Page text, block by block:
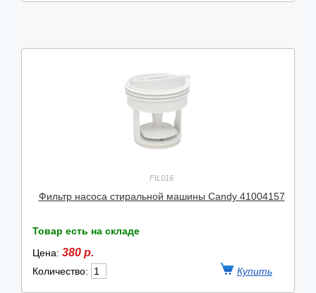
FIL016
Фильтр насоса стиральной машины Candy 41004157
Товар есть на складе
Цена: 380 р.
Количество: